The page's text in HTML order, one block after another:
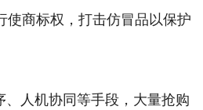
使商标权，打击仿冒品以保护
人机协同等手段，大量抢购